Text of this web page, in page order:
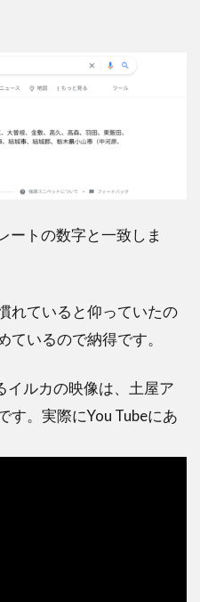
ートの数字と一致しま
れていると仰っていたの
ているので納得です。
イルカの映像は、土屋ア
す。実際にYou Tubeにあ